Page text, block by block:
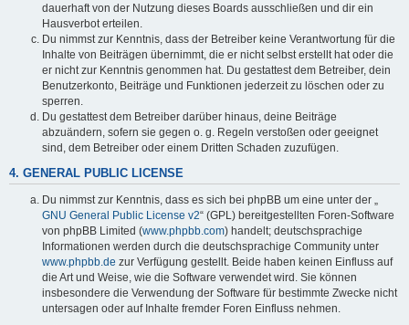
dauerhaft von der Nutzung dieses Boards ausschließen und dir ein
Hausverbot erteilen.
Du nimmst zur Kenntnis, dass der Betreiber keine Verantwortung für die
Inhalte von Beiträgen übernimmt, die er nicht selbst erstellt hat oder die
er nicht zur Kenntnis genommen hat. Du gestattest dem Betreiber, dein
Benutzerkonto, Beiträge und Funktionen jederzeit zu löschen oder zu
sperren.
Du gestattest dem Betreiber darüber hinaus, deine Beiträge
abzuändern, sofern sie gegen o. g. Regeln verstoßen oder geeignet
sind, dem Betreiber oder einem Dritten Schaden zuzufügen.
4. GENERAL PUBLIC LICENSE
Du nimmst zur Kenntnis, dass es sich bei phpBB um eine unter der „
GNU General Public License v2“ (GPL) bereitgestellten Foren-Software
von phpBB Limited (www.phpbb.com) handelt; deutschsprachige
Informationen werden durch die deutschsprachige Community unter
www.phpbb.de zur Verfügung gestellt. Beide haben keinen Einfluss auf
die Art und Weise, wie die Software verwendet wird. Sie können
insbesondere die Verwendung der Software für bestimmte Zwecke nicht
untersagen oder auf Inhalte fremder Foren Einfluss nehmen.